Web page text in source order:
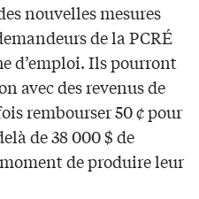
nouvelles mesures
de la PCRÉ
d’emploi. Ils pourront
avec des revenus de
rembourser 50 ¢ pour
de 38 000 $ de
de produire leur